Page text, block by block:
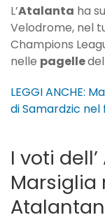
L’Atalanta ha
Velodrome, nel
Champions
nelle pagelle
LEGGI ANCHE:
di Samardzic nel
I voti
Marsiglia